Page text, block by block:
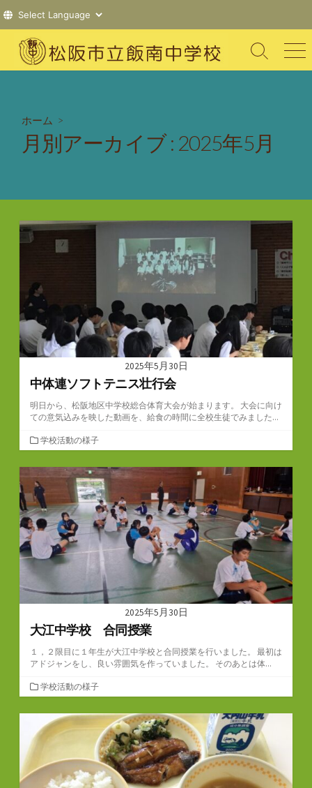
テ
検
索
メ
ニ
ホーム >
月別アーカイブ : 2025年5月
2025年5月30日
中体連ソフトテニス壮行会
明日から、松阪地区中学校総合体育大会が始まります。 大会に向け
ての意気込みを映した動画を、給食の時間に全校生徒でみました...
カ
テ
ゴ
リ
ー
学校活動の様子
2025年5月30日
大江中学校 合同授業
１，２限目に１年生が大江中学校と合同授業を行いました。 最初は
アドジャンをし、良い雰囲気を作っていました。 そのあとは体...
カ
テ
ゴ
リ
学校活動の様子